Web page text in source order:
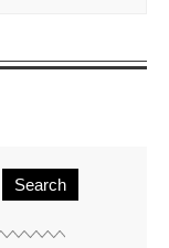
Search